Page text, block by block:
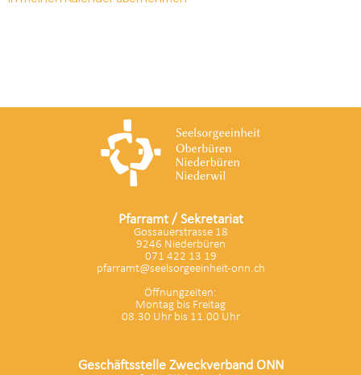
Pfarramt / Sekretariat
Gossauerstrasse 18
9246 Niederbüren
071 422 13 19
pfarramt@seelsorgeeinheit-onn.ch
Öffnungzeiten:
Montag bis Freitag
08.30 Uhr bis 11.00 Uhr
Geschäftsstelle Zweckverband ONN